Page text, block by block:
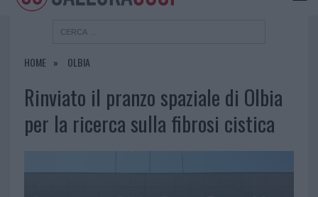
HOME OLBIA
Rinviato il pranzo spaziale di Olbia
per la ricerca sulla fibrosi cistica